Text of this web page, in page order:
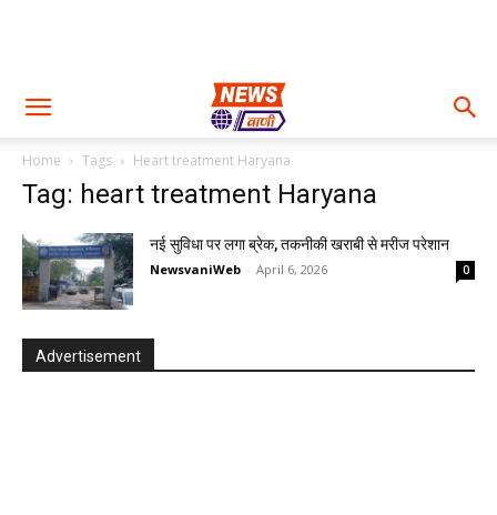
Home Tags Heart treatment Haryana
Tag: heart treatment Haryana
नई सुविधा पर लगा ब्रेक, तकनीकी खराबी से मरीज परेशान
NewsvaniWeb - April 6, 2026 0
Advertisement